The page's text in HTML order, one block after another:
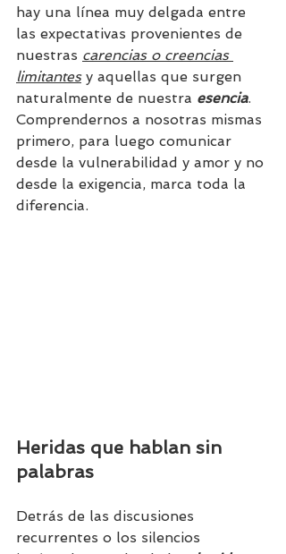
hay una línea muy delgada entre
las expectativas provenientes de
nuestras carencias o creencias
limitantes y aquellas que surgen
naturalmente de nuestra esencia.
Comprendernos a nosotras mismas
primero, para luego comunicar
desde la vulnerabilidad y amor y no
desde la exigencia, marca toda la
diferencia.
Heridas que hablan sin
palabras
Detrás de las discusiones
recurrentes o los silencios